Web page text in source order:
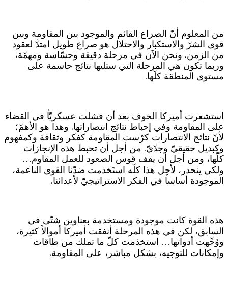
من المعلوم أنّ الصراع القائم والموجود بين المقاومة وبين
قوى الشرّ والاستكبار والاحتلال هو صراع طويل امتدَّ لعقود
من الزمن. ونحن الآن في مرحلة دقيقة وحسّاسة ومهمّة،
وربما تكون هي المرحلة التي ستليها نتائج حاسمة على
مستوى المنطقة كلّها.
استشعرت أميركا الخوف بعد أن فشلت عسكريّاً في القضاء
على المقاومة وفي إحباط نتائج انتصاراتها. وهذا هو الأهمّ؛
لأنّ نتائج الانتصارات كرّست المقاومة كفكر وثقافة وكمفهوم
وكبديل حقيقيّ وجدّيّ. من أجل أن تحبط هذه الإنجازات
كلّها، ومن أجل أن يقف قوس الصعود للعمل المقاوم…
ولكي ينحدر، لأجل هذا كلّه استَخدمت ضدّنا القوى الناعمة،
الموجودة أساساً في الفكر الاستراتيجيّ لأعدائنا.
هذه القوة كانت موجودة ومستخدمة بعناوين شتّى في
السابق، لكن في هذه المرحلة أنفقت أميركا أموالاً كثيرة،
ووُجِّهت أدواتها… استخدَمت كلّ ما تملك من طاقات
وإمكانات للتوجيه، بشكل مباشر، على المقاومة.